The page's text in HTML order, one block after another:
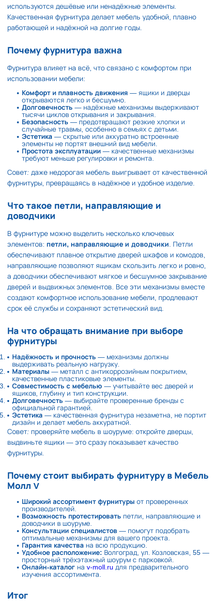
используются дешёвые или ненадёжные элементы.
Качественная фурнитура делает мебель удобной, плавно
работающей и надёжной на долгие годы.
Почему фурнитура важна
Фурнитура влияет на всё, что связано с комфортом при
использовании мебели:
Комфорт и плавность движения — ящики и дверцы
открываются легко и бесшумно.
Долговечность — надёжные механизмы выдерживают
тысячи циклов открывания и закрывания.
Безопасность — предотвращают резкие хлопки и
случайные травмы, особенно в семьях с детьми.
Эстетика — скрытые или аккуратно встроенные
элементы не портят внешний вид мебели.
Простота эксплуатации — качественные механизмы
требуют меньше регулировки и ремонта.
Совет: даже недорогая мебель выигрывает от качественной
фурнитуры, превращаясь в надёжное и удобное изделие.
Что такое петли, направляющие и
доводчики
В фурнитуре можно выделить несколько ключевых
элементов: петли, направляющие и доводчики. Петли
обеспечивают плавное открытие дверей шкафов и комодов,
направляющие позволяют ящикам скользить легко и ровно,
а доводчики обеспечивают мягкое и бесшумное закрывание
дверей и выдвижных элементов. Все эти механизмы вместе
создают комфортное использование мебели, продлевают
срок её службы и сохраняют эстетический вид.
На что обращать внимание при выборе
фурнитуры
Надёжность и прочность — механизмы должны
выдерживать реальную нагрузку.
Материалы — металл с антикоррозийным покрытием,
качественные пластиковые элементы.
Совместимость с мебелью — учитывайте вес дверей и
ящиков, глубину и тип конструкции.
Долговечность — выбирайте проверенные бренды с
официальной гарантией.
Эстетика — качественная фурнитура незаметна, не портит
дизайн и делает мебель аккуратной.
Совет: проверяйте мебель в шоуруме: откройте дверцы,
выдвиньте ящики — это сразу показывает качество
фурнитуры.
Почему стоит выбирать фурнитуру в Мебель
Молл V
Широкий ассортимент фурнитуры от проверенных
производителей.
Возможность протестировать петли, направляющие и
доводчики в шоуруме.
Консультации специалистов — помогут подобрать
оптимальные механизмы для вашего проекта.
Гарантия качества на всю продукцию.
Удобное расположение: Волгоград, ул. Козловская, 55 —
просторный трёхэтажный шоурум с парковкой.
Онлайн-каталог на v-moll.ru для предварительного
изучения ассортимента.
Итог